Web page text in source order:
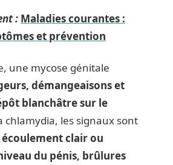
: Maladies courantes :
et prévention
une mycose génitale
démangeaisons et
blanchâtre sur le
chlamydia, les signaux sont
écoulement clair ou
du pénis, brûlures